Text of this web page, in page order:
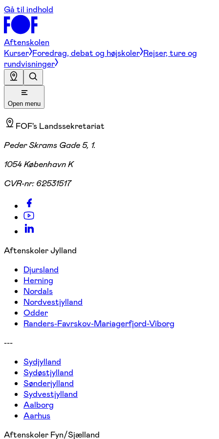
Gå til indhold
Aftenskolen
Kurser Foredrag, debat og højskoler Rejser, ture og
rundvisninger
Open menu
FOF's Landssekretariat
Peder Skrams Gade 5, 1.
1054 København K
CVR-nr: 62531517
Aftenskoler Jylland
Djursland
Herning
Nordals
Nordvestjylland
Odder
Randers-Favrskov-Mariagerfjord-Viborg
---
Sydjylland
Sydøstjylland
Sønderjylland
Sydvestjylland
Aalborg
Aarhus
Aftenskoler Fyn/Sjælland